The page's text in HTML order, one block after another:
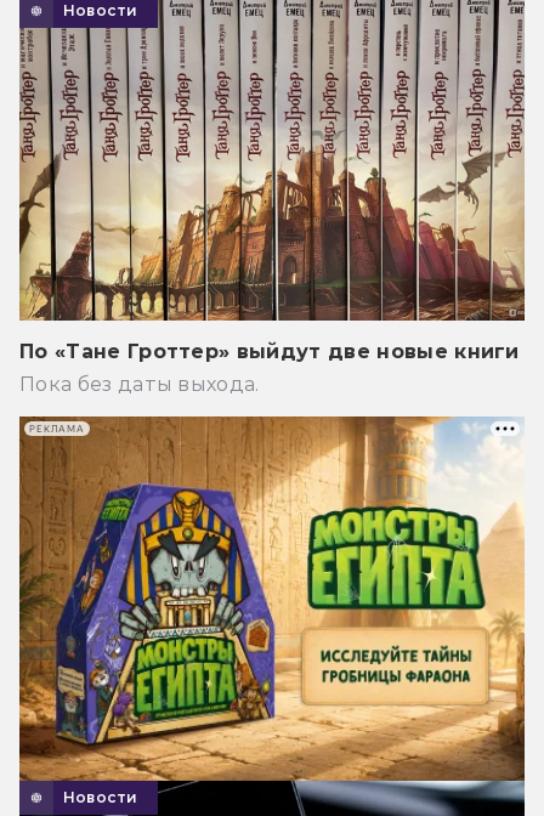
Новости
По «Тане Гроттер» выйдут две новые книги
Пока без даты выхода.
Новости
РЕКЛАМА